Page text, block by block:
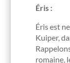
Éris :
Éris est
Kuiper,
romaine,